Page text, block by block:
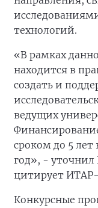
технологий.
«В рамках
находится в
создать и
ведущих
сроком до 5 лет
год», -
цитирует
Конкурсные